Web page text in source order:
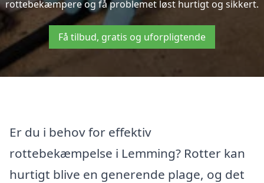
rottebekæmpere og få problemet løst hurtigt og sikkert.
Få tilbud, gratis og uforpligtende
Er du i behov for effektiv
rottebekæmpelse i Lemming? Rotter kan
hurtigt blive en generende plage, og det